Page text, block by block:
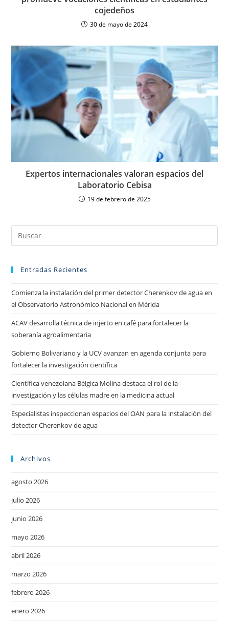
cojedeños
30 de mayo de 2024
Expertos internacionales valoran espacios del
Laboratorio Cebisa
19 de febrero de 2025
Entradas Recientes
Comienza la instalación del primer detector Cherenkov de agua en
el Observatorio Astronómico Nacional en Mérida
ACAV desarrolla técnica de injerto en café para fortalecer la
soberanía agroalimentaria
Gobierno Bolivariano y la UCV avanzan en agenda conjunta para
fortalecer la investigación científica
Científica venezolana Bélgica Molina destaca el rol de la
investigación y las células madre en la medicina actual
Especialistas inspeccionan espacios del OAN para la instalación del
detector Cherenkov de agua
Archivos
agosto 2026
julio 2026
junio 2026
mayo 2026
abril 2026
marzo 2026
febrero 2026
enero 2026